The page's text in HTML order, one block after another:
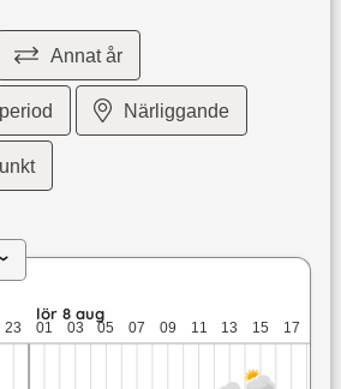
Annat år
Närliggande
grader: ingen nederbörd: upp till
lör 8 aug
23 01 03 05 07 09 11 13 15 17